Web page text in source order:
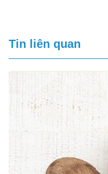
Tin liên quan